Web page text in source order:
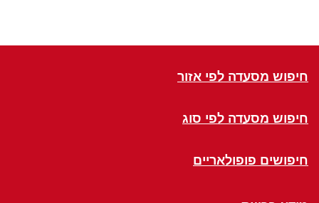
חיפוש מסעדה לפי אזור
חיפוש מסעדה לפי סוג
חיפושים פופולאריים